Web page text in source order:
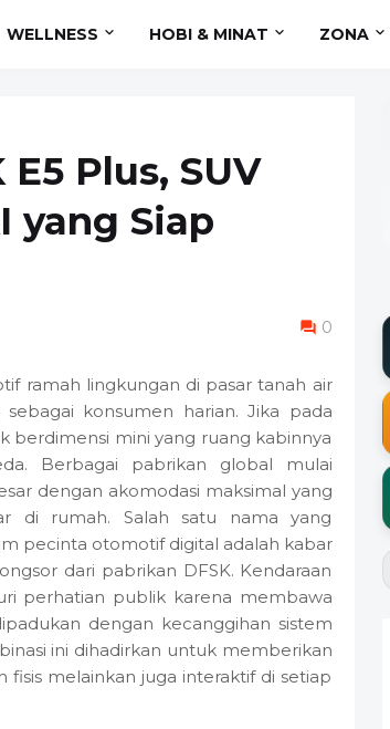
WELLNESS HOBI & MINAT ZONA
Plus, SUV
yang Siap
0
ramah lingkungan di pasar tanah air
konsumen harian. Jika pada
berdimensi mini yang ruang kabinnya
Berbagai pabrikan global mulai
dengan akomodasi maksimal yang
di rumah. Salah satu nama yang
pecinta otomotif digital adalah kabar
dari pabrikan DFSK. Kendaraan
perhatian publik karena membawa
dengan kecanggihan sistem
ini dihadirkan untuk memberikan
melainkan juga interaktif di setiap